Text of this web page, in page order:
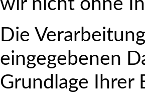
wir nicht ohne
Die
eingegebenen
Grundlage Ihrer